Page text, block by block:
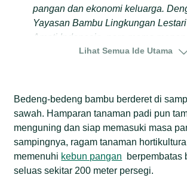
pangan dan ekonomi keluarga.
Yayasan Bambu Lingkungan
Amati Indonesia, para mama
hortikultura seperti sawi, tomat,
daya lokal dan dilakukan
upaya konservasi hutan. Di Watu
pengairan kebun berasal dari mata
hutan Mbeliling yang dialirkan
bambu, sementara di Teka Iku
menanam bambu dan pohon lain
Lihat Semua Ide Utama
Bedeng-bedeng bambu berderet di
sawah. Hamparan tanaman padi pun
menguning dan siap memasuki masa
sampingnya, ragam tanaman
memenuhi kebun pangan berpembatas
seluas sekitar 200 meter persegi.